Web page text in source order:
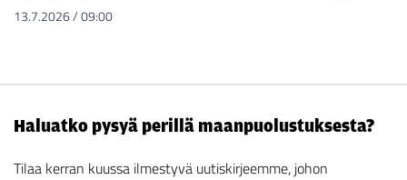
13.7.2026/09:00
Haluatko pysyä perillä maanpuolustuksesta?
Tilaa kerran kuussa ilmestyvä uutiskirjeemme, johon